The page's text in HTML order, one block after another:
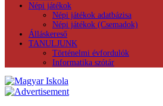
Népi játékok
Népi játékok adatbázisa
Népi játékok (Csemadok)
Álláskereső
TANULJUNK
Történelmi évfordulók
Informatika szótár